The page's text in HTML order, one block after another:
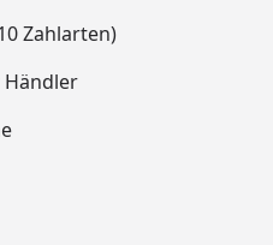
Zahlarten)
Händler